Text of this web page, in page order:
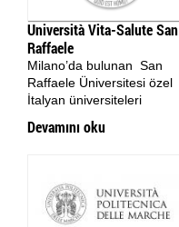
Università Vita-Salute San
Raffaele
Milano’da bulunan San
Raffaele Üniversitesi özel
İtalyan üniversiteleri
Devamını oku